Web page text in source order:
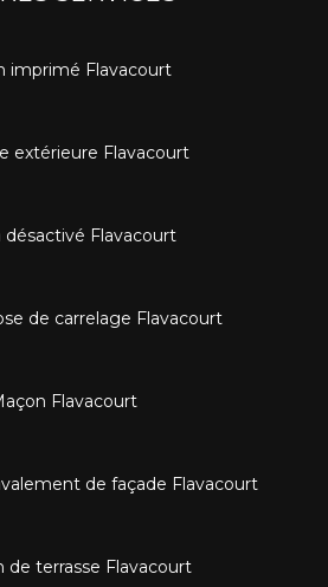
imprimé Flavacourt
extérieure Flavacourt
désactivé Flavacourt
de carrelage Flavacourt
Flavacourt
de façade Flavacourt
de terrasse Flavacourt